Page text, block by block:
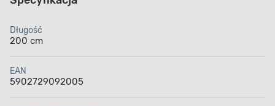
Długość
200 cm
EAN
5902729092005